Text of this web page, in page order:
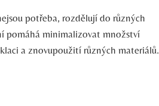
potřeba, rozdělují do různých
pomáhá minimalizovat množství
a znovupoužití různých materiálů.